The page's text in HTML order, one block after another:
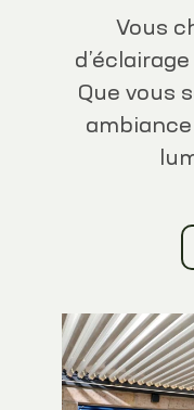
Vous
Que vous
ambiance